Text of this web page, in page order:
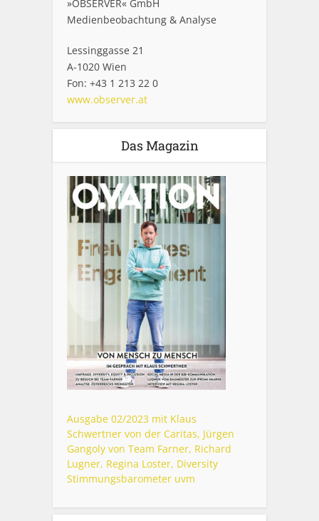
»OBSERVER« GmbH
Medienbeobachtung & Analyse
Lessinggasse 21
A-1020 Wien
Fon: +43 1 213 22 0
www.observer.at
Das Magazin
Ausgabe 02/2023 mit Klaus
Schwertner von der Caritas, Jürgen
Gangoly von Team Farner, Richard
Lugner, Regina Loster, Diversity
Stimmungsbarometer uvm